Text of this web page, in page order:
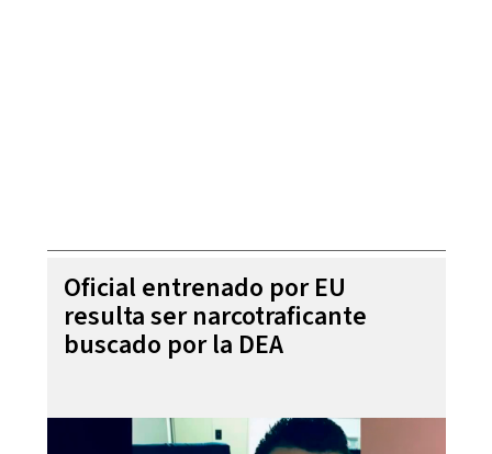
Oficial entrenado por EU
resulta ser narcotraficante
buscado por la DEA